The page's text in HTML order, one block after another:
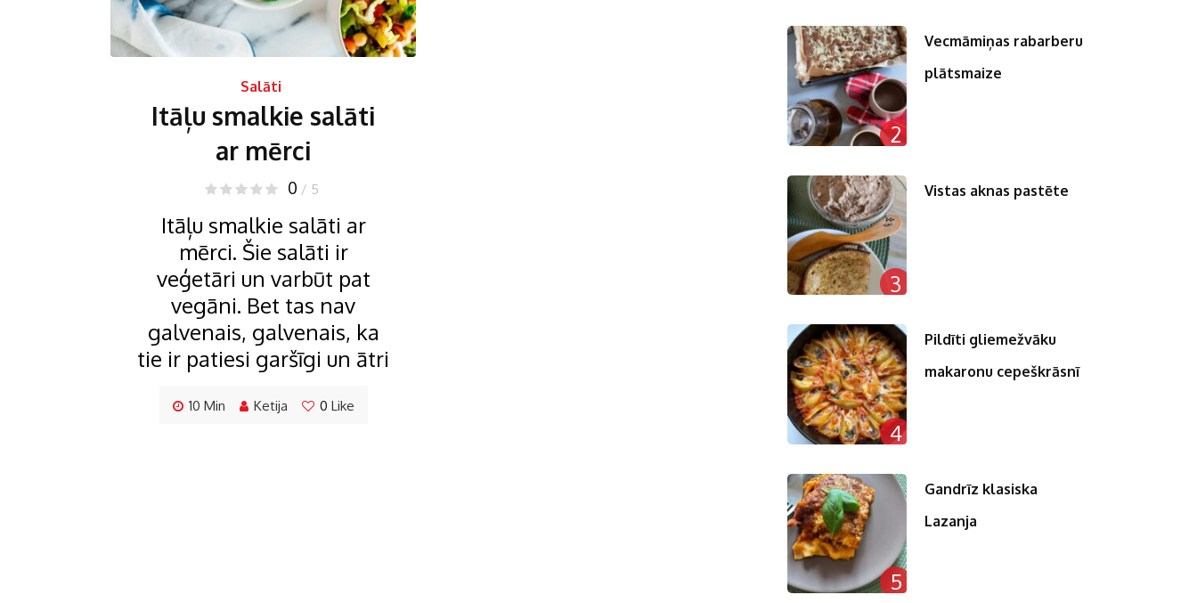
Salāti
Itāļu smalkie salāti
ar mērci
0 / 5
Itāļu smalkie salāti ar
mērci. Šie salāti ir
veģetāri un varbūt pat
vegāni. Bet tas nav
galvenais, galvenais, ka
tie ir patiesi garšīgi un ātri
10 Min Ketija 0 Like
2
Vecmāmiņas rabarberu
plātsmaize
3
Vistas aknas pastēte
4
Pildīti gliemežvāku
makaronu cepeškrāsnī
5
Gandrīz klasiska
Lazanja